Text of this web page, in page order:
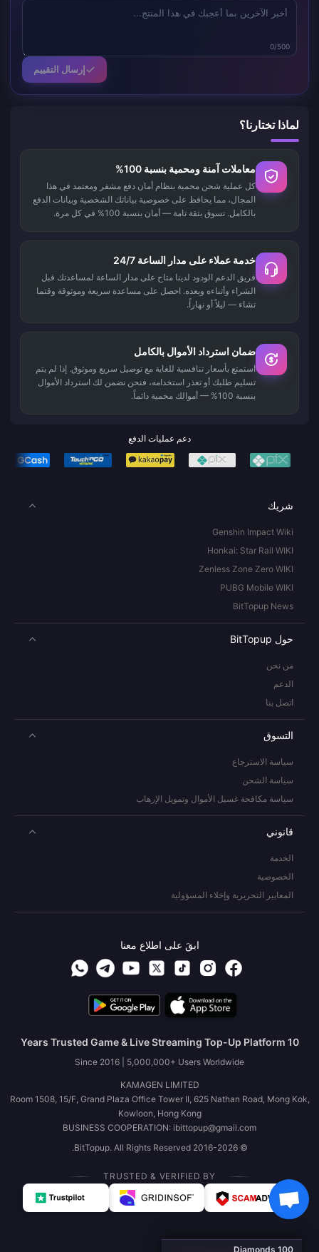
100 Diamonds
0/500
إرسال التقييم
لماذا تختارنا؟
معاملات آمنة ومحمية بنسبة 100%
كل عملية شحن محمية بنظام أمان دفع مشفر ومعتمد في هذا
المجال، مما يحافظ على خصوصية بياناتك الشخصية وبيانات الدفع
بالكامل. تسوق بثقة تامة — أمان بنسبة 100% في كل مرة.
خدمة عملاء على مدار الساعة 24/7
فريق الدعم الودود لدينا متاح على مدار الساعة لمساعدتك قبل
الشراء وأثناءه وبعده. احصل على مساعدة سريعة وموثوقة وقتما
تشاء — ليلاً أو نهاراً.
ضمان استرداد الأموال بالكامل
استمتع بأسعار تنافسية للغاية مع توصيل سريع وموثوق. إذا لم يتم
تسليم طلبك أو تعذر استخدامه، فنحن نضمن لك استرداد الأموال
بنسبة 100% — أموالك محمية دائماً.
دعم عمليات الدفع
شريك
Genshin Impact Wiki
Honkai: Star Rail WIKI
Zenless Zone Zero WIKI
PUBG Mobile WIKI
BitTopup News
حول BitTopup
من نحن
الدعم
اتصل بنا
التسوق
سياسة الاسترجاع
سياسة الشحن
سياسة مكافحة غسيل الأموال وتمويل الإرهاب
قانوني
الخدمة
الخصوصية
المعايير التحريرية وإخلاء المسؤولية
ابقَ على اطلاع معنا
10 Years Trusted Game & Live Streaming Top-Up Platform
Since 2016 | 5,000,000+ Users Worldwide
KAMAGEN LIMITED
Room 1508, 15/F, Grand Plaza Office Tower II, 625 Nathan Road, Mong Kok,
Kowloon, Hong Kong
BUSINESS COOPERATION: ibittopup@gmail.com
© 2016-2026 BitTopup. All Rights Reserved.
TRUSTED & VERIFIED BY